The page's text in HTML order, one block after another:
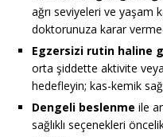
ağrı seviyeleri ve yaşam
doktorunuza karar
Egzersizi rutin haline
orta şiddette aktivite
hedefleyin; kas-kemik
Dengeli beslenme ile
sağlıklı seçenekleri